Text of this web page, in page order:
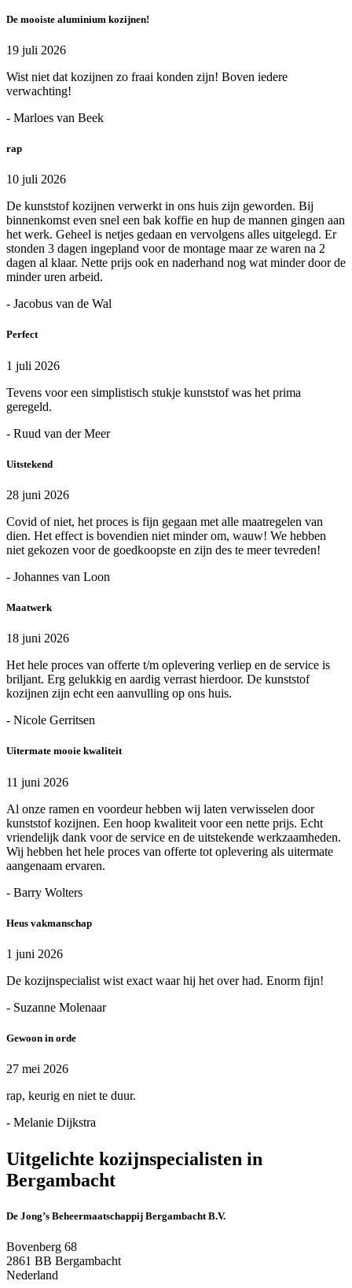
De mooiste aluminium kozijnen!
19 juli 2026
Wist niet dat kozijnen zo fraai konden zijn! Boven iedere
verwachting!
- Marloes van Beek
rap
10 juli 2026
De kunststof kozijnen verwerkt in ons huis zijn geworden. Bij
binnenkomst even snel een bak koffie en hup de mannen gingen aan
het werk. Geheel is netjes gedaan en vervolgens alles uitgelegd. Er
stonden 3 dagen ingepland voor de montage maar ze waren na 2
dagen al klaar. Nette prijs ook en naderhand nog wat minder door de
minder uren arbeid.
- Jacobus van de Wal
Perfect
1 juli 2026
Tevens voor een simplistisch stukje kunststof was het prima
geregeld.
- Ruud van der Meer
Uitstekend
28 juni 2026
Covid of niet, het proces is fijn gegaan met alle maatregelen van
dien. Het effect is bovendien niet minder om, wauw! We hebben
niet gekozen voor de goedkoopste en zijn des te meer tevreden!
- Johannes van Loon
Maatwerk
18 juni 2026
Het hele proces van offerte t/m oplevering verliep en de service is
briljant. Erg gelukkig en aardig verrast hierdoor. De kunststof
kozijnen zijn echt een aanvulling op ons huis.
- Nicole Gerritsen
Uitermate mooie kwaliteit
11 juni 2026
Al onze ramen en voordeur hebben wij laten verwisselen door
kunststof kozijnen. Een hoop kwaliteit voor een nette prijs. Echt
vriendelijk dank voor de service en de uitstekende werkzaamheden.
Wij hebben het hele proces van offerte tot oplevering als uitermate
aangenaam ervaren.
- Barry Wolters
Heus vakmanschap
1 juni 2026
De kozijnspecialist wist exact waar hij het over had. Enorm fijn!
- Suzanne Molenaar
Gewoon in orde
27 mei 2026
rap, keurig en niet te duur.
- Melanie Dijkstra
Uitgelichte kozijnspecialisten in
Bergambacht
De Jong’s Beheermaatschappij Bergambacht B.V.
Bovenberg 68
2861 BB Bergambacht
Nederland